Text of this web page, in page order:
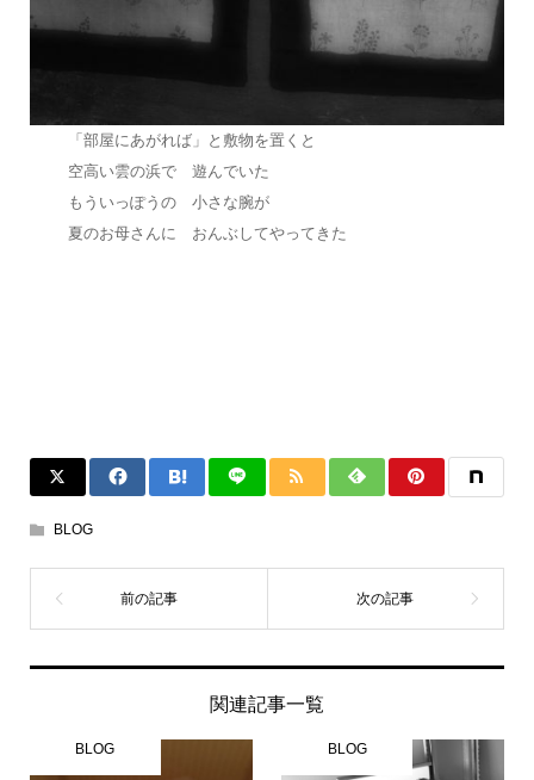
「部屋にあがれば」と敷物を置くと
空高い雲の浜で 遊んでいた
もういっぽうの 小さな腕が
夏のお母さんに おんぶしてやってきた
BLOG
関連記事一覧
BLOG BLOG